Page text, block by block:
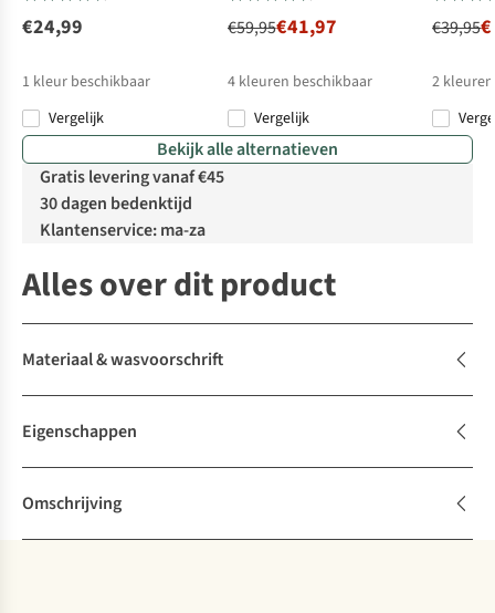
€24,99
1 kleur beschikbaar
Vergelijk
€59,95€41,97
4 kleuren beschikbaar
%
Vergelijk
€39,95
2
%
%
Bekijk alle alternatieven
Gratis levering vanaf €45
30 dagen bedenktijd
Klantenservice: ma-za
Alles over dit product
Materiaal & wasvoorschrift
Eigenschappen
Omschrijving